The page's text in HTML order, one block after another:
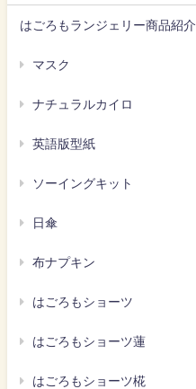
はごろもランジェリー商品紹介
マスク
ナチュラルカイロ
英語版型紙
ソーイングキット
日傘
布ナプキン
はごろもショーツ
はごろもショーツ蓮
はごろもショーツ椛